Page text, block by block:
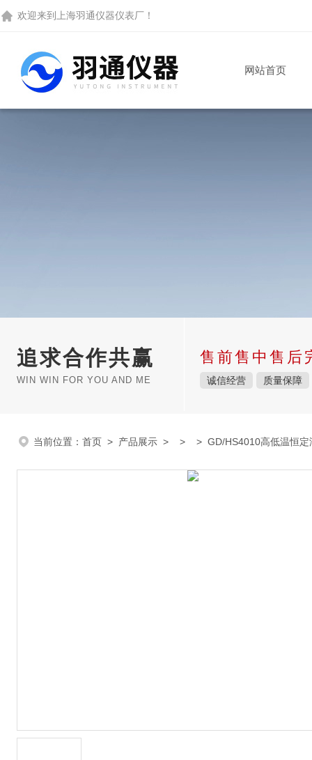
欢迎来到 上海羽通仪器仪表厂 ！
网站首页
追求合作共赢
WIN WIN FOR YOU AND ME
售前售中售后
诚信经营 质量保障
当前位置： 首页 > 产品展示 > > > GD/HS4010高低温恒定